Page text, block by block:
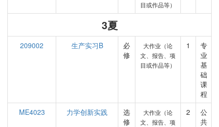
目或作品等）
3夏
209002 生产实习B
必
修
大作业（论
文、报告、项
目或作品等）
1
专
业
基
础
课
程
ME4023
力学创新实践
选
修
大作业（论
文、报告、项
2
公
共